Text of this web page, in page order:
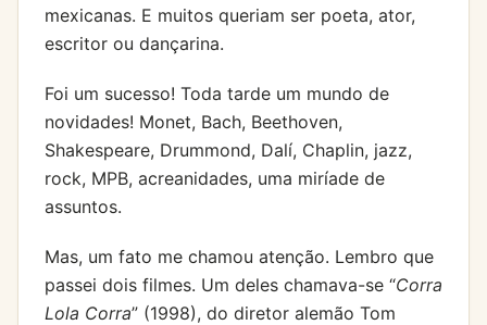
mexicanas. E muitos queriam ser poeta, ator,
escritor ou dançarina.
Foi um sucesso! Toda tarde um mundo de
novidades! Monet, Bach, Beethoven,
Shakespeare, Drummond, Dalí, Chaplin, jazz,
rock, MPB, acreanidades, uma miríade de
assuntos.
Mas, um fato me chamou atenção. Lembro que
passei dois filmes. Um deles chamava-se “Corra
Lola Corra” (1998), do diretor alemão Tom